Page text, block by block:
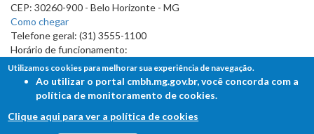
CEP: 30260-900 - Belo Horizonte - MG
Como chegar
Telefone geral: (31) 3555-1100
Horário de funcionamento:
7h às 19h
Utilizamos cookies para melhorar sua experiência de navegação.
Ao utilizar o portal cmbh.mg.gov.br, você concorda com a
política de monitoramento de cookies.
Clique aqui para ver a política de cookies